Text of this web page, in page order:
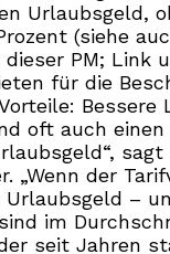
Urlaubsgeld,
(siehe
PM; Link
für die
Bessere
oft auch einen
„Wenn der
–
im
seit Jahren